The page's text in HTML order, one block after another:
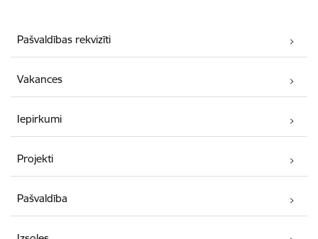
Pašvaldības rekvizīti
Vakances
Iepirkumi
Projekti
Pašvaldība